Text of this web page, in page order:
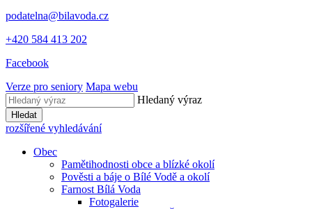
podatelna@bilavoda.cz
+420 584 413 202
Facebook
Verze pro seniory Mapa webu
Hledaný výraz
Hledat
rozšířené vyhledávání
Obec
Pamětihodnosti obce a blízké okolí
Pověsti a báje o Bílé Vodě a okolí
Farnost Bílá Voda
Fotogalerie